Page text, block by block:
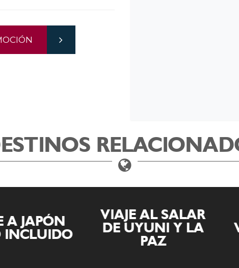
VIAJE AL SALAR
DE UYUNI Y LA